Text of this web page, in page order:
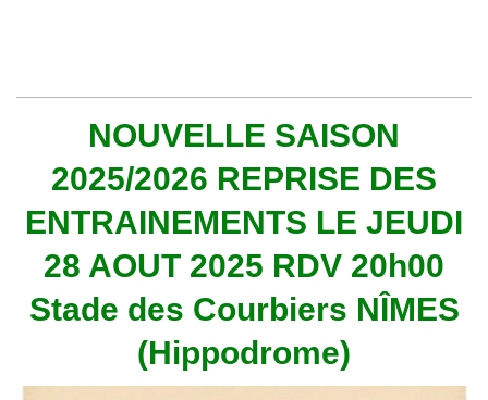
NOUVELLE SAISON
2025/2026 REPRISE DES
ENTRAINEMENTS LE JEUDI
28 AOUT 2025 RDV 20h00
Stade des Courbiers NÎMES
(Hippodrome)